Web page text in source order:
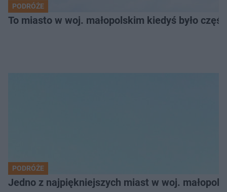
PODRÓŻE
To miasto w woj. małopolskim kiedyś było
PODRÓŻE
Jedno z najpiękniejszych miast w woj.